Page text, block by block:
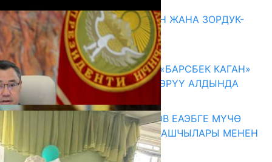
ГЕНДЕРДИК БАСМЫРЛООДОН ЖАНА ЗОРДУК-
ЗОМБУЛУКТАН КОРГОО
07.08.2026
КЫРГЫЗ ТАРЫХЫ ТАСМАДА: «БАРСБЕК КАГАН»
КӨРКӨМ ТАСМАСЫ ЖАРЫК КӨРҮҮ АЛДЫНДА
07.08.2026
ПРЕЗИДЕНТ САДЫР ЖАПАРОВ ЕАЭБГЕ МҮЧӨ
МАМЛЕКЕТТЕРДИН ӨКМӨТ БАШЧЫЛАРЫ МЕНЕН
ЖОЛУГУШТУ